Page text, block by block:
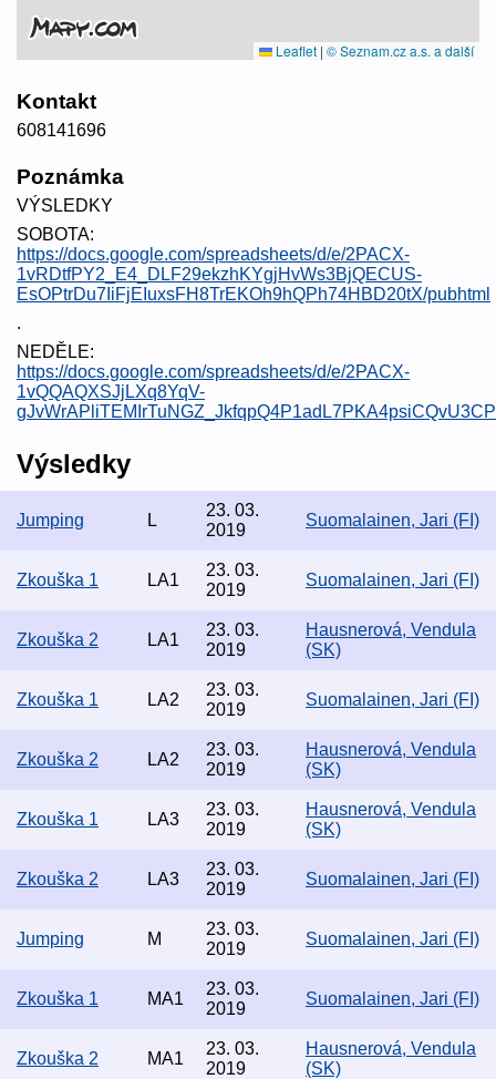
Leaflet | © Seznam.cz a.s. a další
Kontakt
608141696
Poznámka
VÝSLEDKY
SOBOTA:
https://docs.google.com/spreadsheets/d/e/2PACX-
1vRDtfPY2_E4_DLF29ekzhKYgjHvWs3BjQECUS-
EsOPtrDu7IiFjEIuxsFH8TrEKOh9hQPh74HBD20tX/pubhtml
.
NEDĚLE:
https://docs.google.com/spreadsheets/d/e/2PACX-
1vQQAQXSJjLXq8YqV-
Výsledky
Jumping L
23. 03.
2019
Suomalainen, Jari (FI)
Zkouška 1 LA1
23. 03.
2019
Suomalainen, Jari (FI)
Zkouška 2 LA1
23. 03.
2019
Hausnerová, Vendula
(SK)
Zkouška 1 LA2
23. 03.
2019
Suomalainen, Jari (FI)
Zkouška 2 LA2
23. 03.
2019
Hausnerová, Vendula
(SK)
Zkouška 1 LA3
23. 03.
2019
Hausnerová, Vendula
(SK)
Zkouška 2 LA3
23. 03.
2019
Suomalainen, Jari (FI)
Jumping M
23. 03.
2019
Suomalainen, Jari (FI)
Zkouška 1 MA1
23. 03.
2019
Suomalainen, Jari (FI)
Zkouška 2 MA1
23. 03.
2019
Hausnerová, Vendula
(SK)